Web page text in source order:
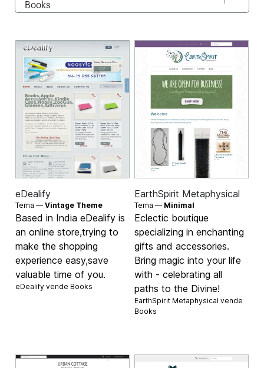
eDealify
Tema —Vintage Theme
Based in India eDealify is
an online store,trying to
make the shopping
experience easy,save
valuable time of you.
eDealify vende Books
EarthSpirit Metaphysical
Tema — Minimal
Eclectic boutique
specializing in enchanting
gifts and accessories.
Bring magic into your life
with - celebrating all
paths to the Divine!
EarthSpirit Metaphysical vende
Books